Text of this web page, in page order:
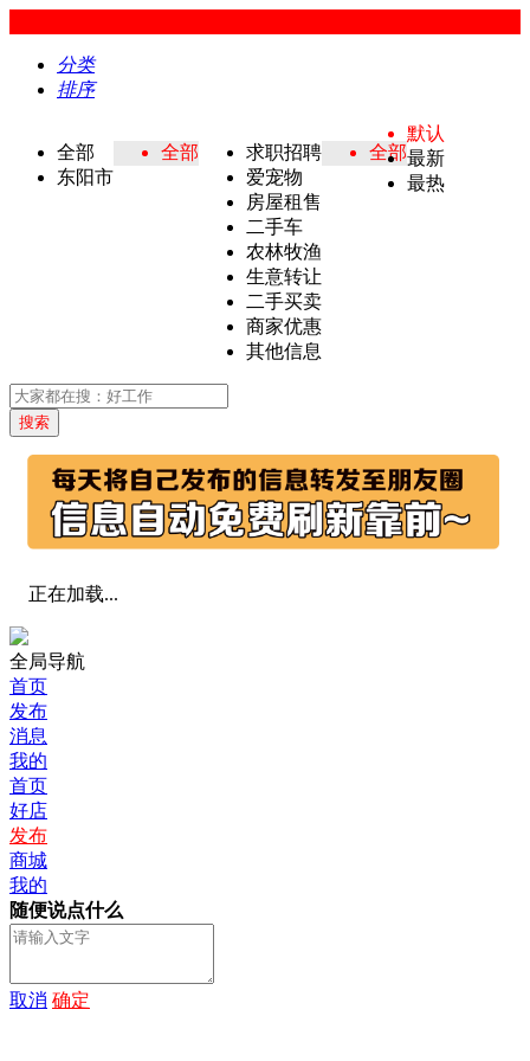
分类
排序
全部
东阳市
全部
求职招聘
爱宠物
房屋租售
二手车
农林牧渔
生意转让
二手买卖
商家优惠
其他信息
全部
默认
最新
最热
搜索
正在加载...
全局导航
首页
发布
消息
我的
首页
好店
发布
商城
我的
随便说点什么
取消 确定